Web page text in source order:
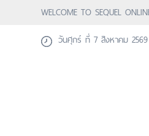
WELCOME TO SEQUEL
วันศุกร์ ที่ 7 สิงหาคม 2569